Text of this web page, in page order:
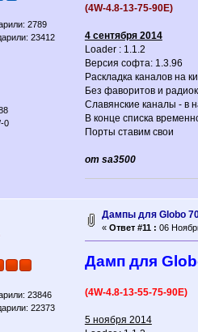
2789
23412
0
(4W-4.8-13-75-90E)
4 сентября 2014
Loader : 1.1.2
Версия софта: 1.3.96
Раскладка каналов на
Без фаворитов и
Cлавянские каналы - в
В конце списка
Порты ставим свои
от sa3500
23846
22373
Дампы для Globo
«Ответ #11 : 06
Дамп для
(4W-4.8-13-55-75-90E)
5 ноября 2014